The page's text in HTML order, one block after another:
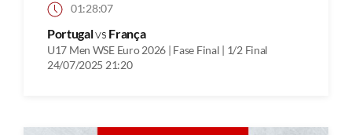
01:28:07
Portugalvs França
U17 Men WSE Euro 2026 | Fase Final | 1/2 Final
24/07/2025 21:20